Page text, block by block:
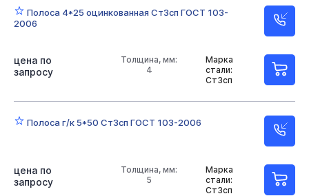
Полоса 4*25 оцинкованная Ст3сп ГОСТ 103-
2006
Марка
стали:
Ст3сп
Толщина, мм:
4
цена по
запросу
Полоса г/к 5*50 Ст3сп ГОСТ 103-2006
Марка
стали:
Ст3сп
Толщина, мм:
5
цена по
запросу